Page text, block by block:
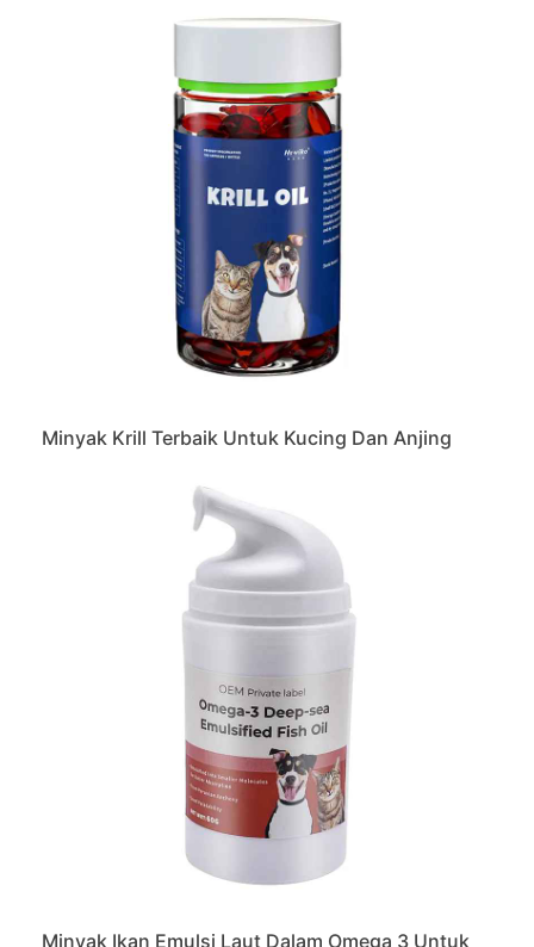
Minyak Krill Terbaik Untuk Kucing Dan Anjing
Minyak Ikan Emulsi Laut Dalam Omega 3 Untuk